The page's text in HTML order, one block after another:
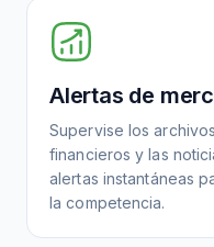
Alertas de
Supervise los
financieros y las
alertas instantáneas
la competencia.